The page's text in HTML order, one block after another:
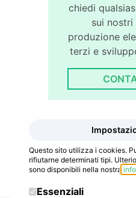
chiedi
sui
produzione
terzi e
Questo sito utilizza i cookies.
rifiutarne determinati tipi.
sono disponibili nella nostra
Essenziali